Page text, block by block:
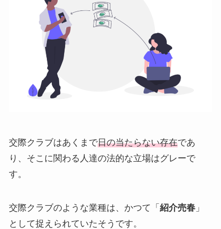
交際クラブはあくまで日の当たらない存在であ
り、そこに関わる人達の法的な立場はグレーで
す。
交際クラブのような業種は、かつて「 紹介売春」
として捉えられていたそうです。